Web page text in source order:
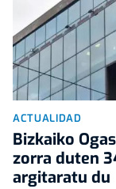
ACTUALIDAD
Bizkaiko
zorra duten
argitaratu du